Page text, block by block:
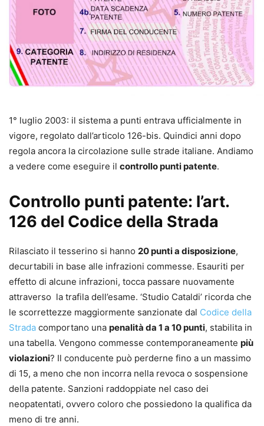
1° luglio 2003: il sistema a punti entrava ufficialmente in
vigore, regolato dall’articolo 126-bis. Quindici anni dopo
regola ancora la circolazione sulle strade italiane. Andiamo
a vedere come eseguire il controllo punti patente.
Controllo punti patente: l’art.
126 del Codice della Strada
Rilasciato il tesserino si hanno 20 punti a disposizione,
decurtabili in base alle infrazioni commesse. Esauriti per
effetto di alcune infrazioni, tocca passare nuovamente
attraverso la trafila dell’esame. ‘Studio Cataldi’ ricorda che
le scorrettezze maggiormente sanzionate dal Codice della
Strada comportano una penalità da 1 a 10 punti, stabilita in
una tabella. Vengono commesse contemporaneamente più
violazioni? Il conducente può perderne fino a un massimo
di 15, a meno che non incorra nella revoca o sospensione
della patente. Sanzioni raddoppiate nel caso dei
neopatentati, ovvero coloro che possiedono la qualifica da
meno di tre anni.